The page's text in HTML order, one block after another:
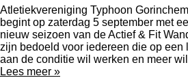
Atletiekvereniging Typhoon Gorinchem
begint op zaterdag 5 september met
nieuw seizoen van de Actief & Fit
zijn bedoeld voor iedereen die op een
aan de conditie wil werken en meer
Lees meer »